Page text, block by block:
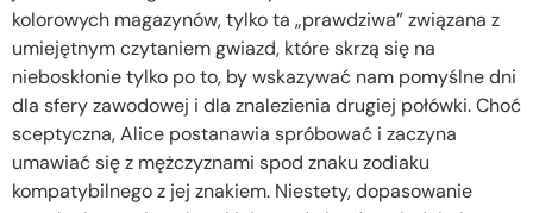
kolorowych magazynów, tylko ta „prawdziwa” związana z
umiejętnym czytaniem gwiazd, które skrzą się na
nieboskłonie tylko po to, by wskazywać nam pomyślne dni
dla sfery zawodowej i dla znalezienia drugiej połówki. Choć
sceptyczna, Alice postanawia spróbować i zaczyna
umawiać się z mężczyznami spod znaku zodiaku
kompatybilnego z jej znakiem. Niestety, dopasowanie